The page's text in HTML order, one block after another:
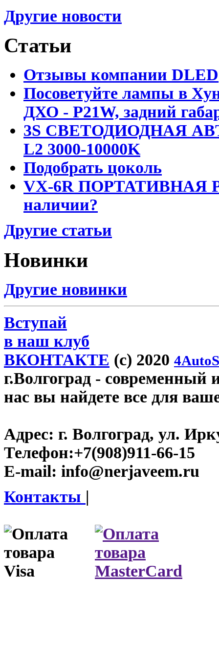
Другие новости
Статьи
Отзывы компании DLED
Посоветуйте лампы в
ДХО - P21W, задний
3S СВЕТОДИОДНАЯ
L2 3000-10000K
Подобрать цоколь
VX-6R ПОРТАТИВНАЯ
наличии?
Другие статьи
Новинки
Другие новинки
Вступай
в наш клуб
ВКОНТАКТЕ (c) 2020
г.Волгоград - современный
нас вы найдете все для
Адрес: г. Волгоград, ул.
Телефон:+7(908)911-66-15
E-mail: info@nerjaveem.ru
Контакты |